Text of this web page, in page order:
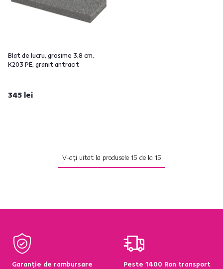
Blat de lucru, grosime 3,8 cm,
K203 PE, granit antracit
345 lei
V-ați uitat la produsele 15 de la 15
Garanție de rambursare
Peste 1400 Ron transport